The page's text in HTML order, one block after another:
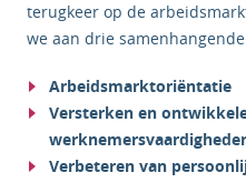
terugkeer op de
we aan drie
Arbeidsmarktoriëntatie
Versterken en
Verbeteren van